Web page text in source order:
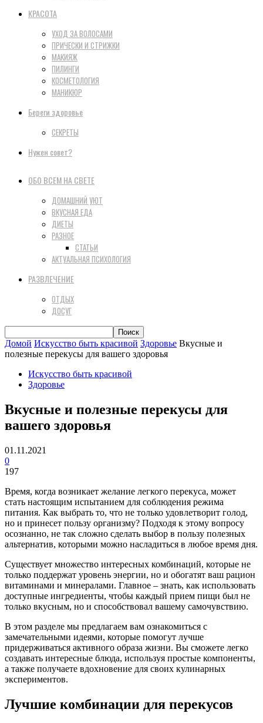
КРАСОТА
УХОД ЗА ВОЛОСАМИ
ПРИЧЕСКИ И СТРИЖКИ
МАКИЯЖ
ПИЛИНГИ
КОСМЕТОЛОГИЯ
МАНИКЮР
Береги здоровье
СЕКРЕТЫ
Нужен совет?
ОБО ВСЕМ НА СВЕТЕ
ДОМАШНИЙ УЮТ
ВКУСНАЯ ЕДА
ДИЕТЫ
РАЗНОЕ
СТАТЬИ
АКТУАЛЬНАЯ ПСИХОЛОГИЯ
РАЗВЛЕЧЕНИЕ
ОТДЫХ
ДОСУГ
Домой Искусство быть красивой Здоровье Вкусные и
полезные перекусы для вашего здоровья
Искусство быть красивой
Здоровье
Вкусные и полезные перекусы для
вашего здоровья
01.11.2021
0
197
Время, когда возникает желание легкого перекуса, может
стать настоящим испытанием для соблюдения режима
питания. Как выбрать то, что не только удовлетворит голод,
но и принесет пользу организму? Подходя к этому вопросу
осознанно, не так сложно сделать выбор в пользу полезных
альтернатив, которыми можно насладиться в любое время дня.
Существует множество интересных комбинаций, которые не
только поддержат уровень энергии, но и обогатят ваш рацион
витаминами и минералами. Главное – знать, как использовать
доступные ингредиенты, чтобы каждый прием пищи был не
только вкусным, но и способствовал вашему самочувствию.
В этом разделе мы предлагаем вам ознакомиться с
замечательными идеями, которые помогут лучше
придерживаться активного образа жизни. Вы сможете легко
создавать интересные блюда, используя простые компоненты,
а также получаете вдохновение для своих кулинарных
экспериментов.
Лучшие комбинации для перекусов